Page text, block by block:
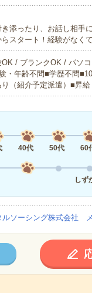
添ったり、お話し相手
らスタート！経験がなく
/ ブランクOK / パソ
・年齢不問■学歴不問
り（紹介予定派遣）■昇
40代 50代 60
しず
ルソーシング株式会社